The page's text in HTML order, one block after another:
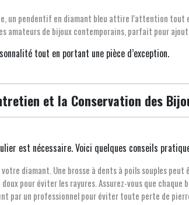
un pendentif en diamant bleu attire l’attention
amateurs de bijoux contemporains, parfait pour
tout en portant une pièce d’exception.
et la Conservation des
est nécessaire. Voici quelques conseils
diamant. Une brosse à dents à poils souples
pour éviter les rayures. Assurez-vous que
par un professionnel pour éviter toute perte de